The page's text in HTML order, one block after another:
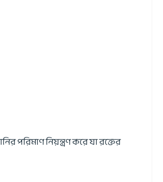
পরিমাণ নিয়ন্ত্রণ করে যা রক্তের